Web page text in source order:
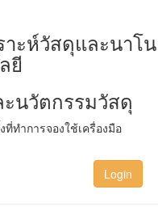
าะห์วัสดุและนาโน
ยี
นวัตกรรมวัสดุ
ทำการจองใช้เครื่องมือ
Login